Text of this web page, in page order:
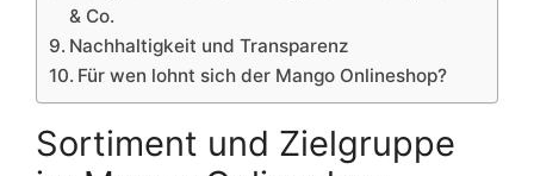
& Co.
Nachhaltigkeit und Transparenz
Für wen lohnt sich der Mango Onlineshop?
Sortiment und Zielgruppe